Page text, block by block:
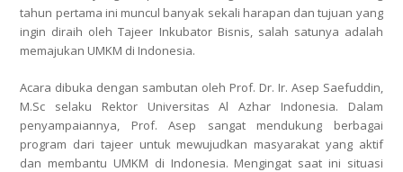
tahun pertama ini muncul banyak sekali harapan dan tujuan yang
ingin diraih oleh Tajeer Inkubator Bisnis, salah satunya adalah
memajukan UMKM di Indonesia.
Acara dibuka dengan sambutan oleh Prof. Dr. Ir. Asep Saefuddin,
M.Sc selaku Rektor Universitas Al Azhar Indonesia. Dalam
penyampaiannya, Prof. Asep sangat mendukung berbagai
program dari tajeer untuk mewujudkan masyarakat yang aktif
dan membantu UMKM di Indonesia. Mengingat saat ini situasi